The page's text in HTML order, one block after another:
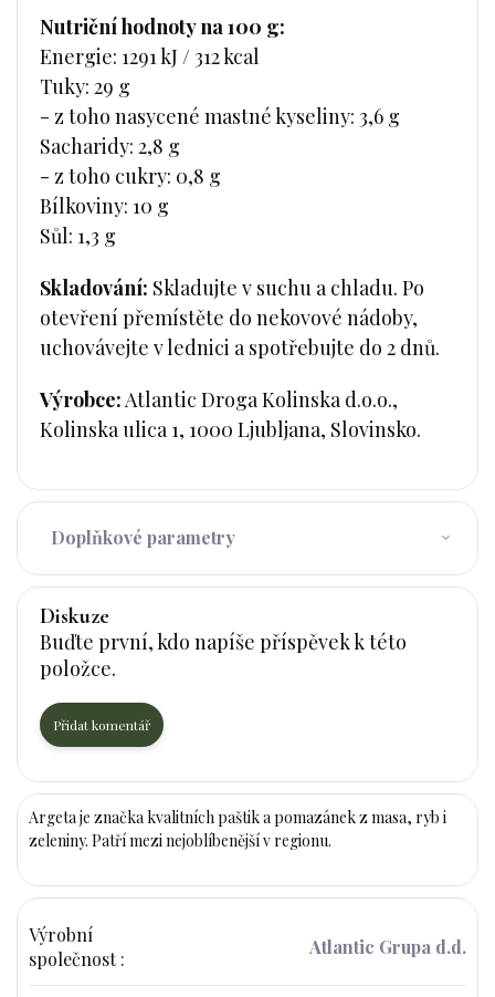
Nutriční hodnoty na 100 g:
Energie: 1291 kJ / 312 kcal
Tuky: 29 g
- z toho nasycené mastné kyseliny: 3,6 g
Sacharidy: 2,8 g
- z toho cukry: 0,8 g
Bílkoviny: 10 g
Sůl: 1,3 g
Skladování: Skladujte v suchu a chladu. Po
otevření přemístěte do nekovové nádoby,
uchovávejte v lednici a spotřebujte do 2 dnů.
Výrobce: Atlantic Droga Kolinska d.o.o.,
Kolinska ulica 1, 1000 Ljubljana, Slovinsko.
Doplňkové parametry
Diskuze
Buďte první, kdo napíše příspěvek k této
položce.
Přidat komentář
Argeta je značka kvalitních paštik a pomazánek z masa, ryb i
zeleniny. Patří mezi nejoblíbenější v regionu.
Výrobní
společnost:
Atlantic Grupa d.d.